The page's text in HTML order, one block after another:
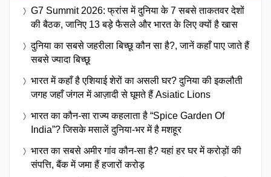
G7 Summit 2026: फ्रांस में दुनिया के 7 सबसे ताकतवर देशों
की बैठक, जानिए 13 बड़े फैसले और भारत के लिए क्यों है खास
दुनिया का सबसे जहरीला बिच्छू कौन सा है?, जानें कहाँ पाए जाते हैं
सबसे ज्यादा बिच्छू
भारत में कहाँ है एशियाई शेरों का असली घर? दुनिया की इकलौती
जगह जहाँ जंगल में आज़ादी से घूमते हैं Asiatic Lions
भारत का कौन-सा राज्य कहलाता है “Spice Garden Of
India”? जिसके मसालें दुनिया-भर में है मशहूर
भारत का सबसे अमीर गांव कौन-सा है? यहां हर घर में करोड़ों की
संपत्ति, बैंक में जमा हैं हजारों करोड़